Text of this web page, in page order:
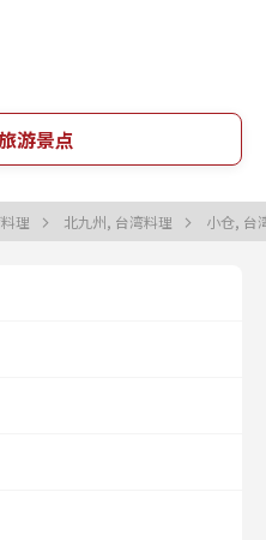
游景点
理 北九州, 台湾料理 小仓, 台